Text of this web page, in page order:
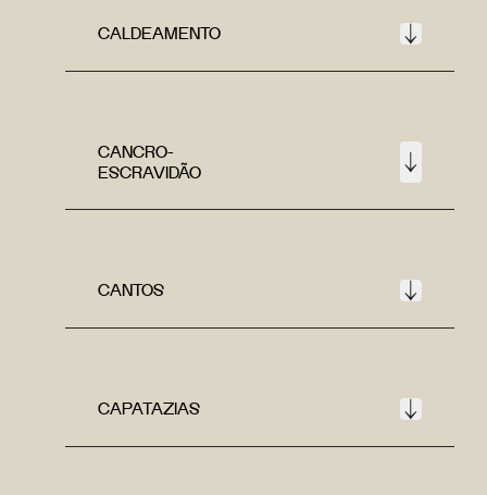
CALDEAMENTO
CANCRO-
ESCRAVIDÃO
CANTOS
CAPATAZIAS